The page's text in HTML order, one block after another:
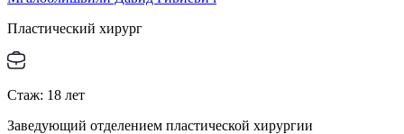
Пластический хирург
Стаж: 18 лет
Заведующий отделением пластической хирургии